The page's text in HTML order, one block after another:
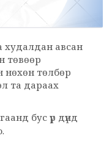
худалдан авсан
төвөөр
нөхөн төлбөр
та дараах
бус үр дүнд